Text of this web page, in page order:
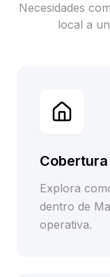
Necesidades
local a
Explora
dentro de
operativa.